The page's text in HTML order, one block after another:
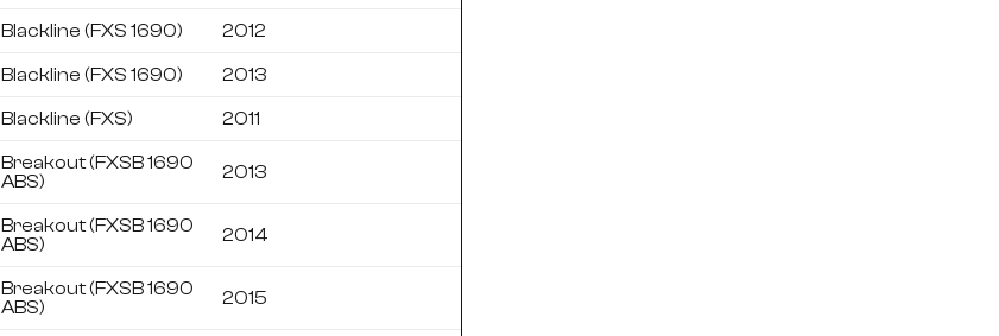
Blackline (FXS 1690) 2012
Blackline (FXS 1690) 2013
Blackline (FXS) 2011
Breakout (FXSB 1690
ABS)
2013
Breakout (FXSB 1690
ABS)
2014
Breakout (FXSB 1690
ABS)
2015